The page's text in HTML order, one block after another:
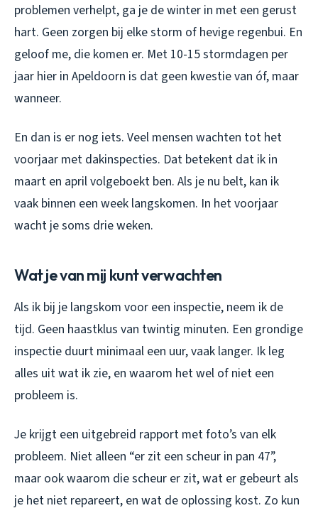
problemen verhelpt, ga je de winter in met een gerust
hart. Geen zorgen bij elke storm of hevige regenbui. En
geloof me, die komen er. Met 10-15 stormdagen per
jaar hier in Apeldoorn is dat geen kwestie van óf, maar
wanneer.
En dan is er nog iets. Veel mensen wachten tot het
voorjaar met dakinspecties. Dat betekent dat ik in
maart en april volgeboekt ben. Als je nu belt, kan ik
vaak binnen een week langskomen. In het voorjaar
wacht je soms drie weken.
Wat je van mij kunt verwachten
Als ik bij je langskom voor een inspectie, neem ik de
tijd. Geen haastklus van twintig minuten. Een grondige
inspectie duurt minimaal een uur, vaak langer. Ik leg
alles uit wat ik zie, en waarom het wel of niet een
probleem is.
Je krijgt een uitgebreid rapport met foto’s van elk
probleem. Niet alleen “er zit een scheur in pan 47”,
maar ook waarom die scheur er zit, wat er gebeurt als
je het niet repareert, en wat de oplossing kost. Zo kun